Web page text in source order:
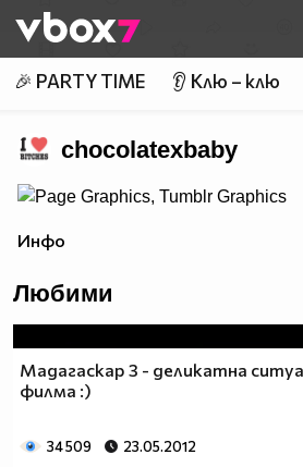
👾
🎉 PARTY TIME 👂 Клю – клю
chocolatexbaby
Инфо
Любими
Мадагаскар 3 - деликатна
филма :)
34 509 23.05.2012